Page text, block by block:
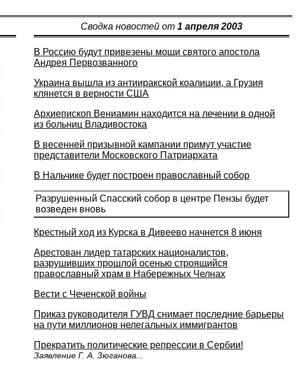
Сводка новостей от 1 апреля 2003
В Россию будут привезены мощи святого апостола
Андрея Первозванного
Украина вышла из антииракской коалиции, а Грузия
клянется в верности США
Архиепископ Вениамин находится на лечении в одной
из больниц Владивостока
В весенней призывной кампании примут участие
представители Московского Патриархата
В Нальчике будет построен православный собор
Разрушенный Спасский собор в центре Пензы будет
возведен вновь
Крестный ход из Курска в Дивеево начнется 8 июня
Арестован лидер татарских националистов,
разрушивших прошлой осенью строящийся
православный храм в Набережных Челнах
Вести с Чеченской войны
Приказ руководителя ГУВД снимает последние барьеры
на пути миллионов нелегальных иммигрантов
Прекратить политические репрессии в Сербии!
Заявление Г. А. Зюганова...